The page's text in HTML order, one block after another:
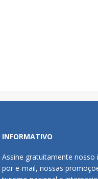
INFORMATIVO
Assine gratuitamente
por e-mail, nossas